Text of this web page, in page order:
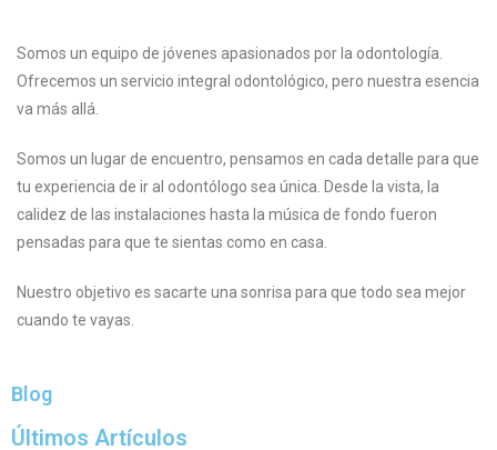
Somos un equipo de jóvenes apasionados por la odontología.
Ofrecemos un servicio integral odontológico, pero nuestra esencia
va más allá.
Somos un lugar de encuentro, pensamos en cada detalle para que
tu experiencia de ir al odontólogo sea única. Desde la vista, la
calidez de las instalaciones hasta la música de fondo fueron
pensadas para que te sientas como en casa.​
Nuestro objetivo es sacarte una sonrisa para que todo sea mejor
cuando te vayas.
Blog
Últimos Artículos